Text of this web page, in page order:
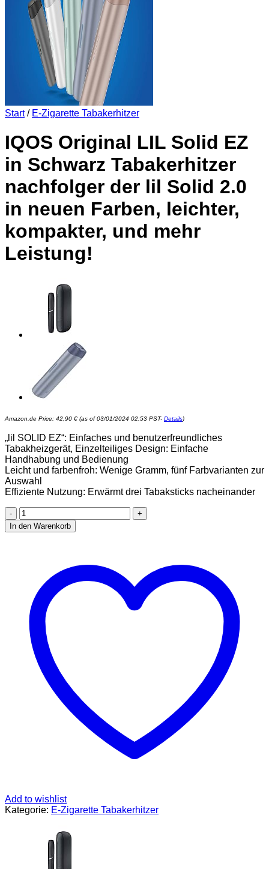
Start / E-Zigarette Tabakerhitzer
IQOS Original LIL Solid EZ
in Schwarz Tabakerhitzer
nachfolger der lil Solid 2.0
in neuen Farben, leichter,
kompakter, und mehr
Leistung!
Amazon.de Price: 42,90 € (as of 03/01/2024 02:53 PST- Details)
„lil SOLID EZ“: Einfaches und benutzerfreundliches
Tabakheizgerät, Einzelteiliges Design: Einfache
Handhabung und Bedienung
Leicht und farbenfroh: Wenige Gramm, fünf Farbvarianten zur
Auswahl
Effiziente Nutzung: Erwärmt drei Tabaksticks nacheinander
IQOS
Original
LIL
Schwarz
Tabakerhitzer
nachfolger
der
Solid
2.0
neuen
Farben,
leichter,
kompakter,
In den Warenkorb
Add to wishlist
Kategorie: E-Zigarette Tabakerhitzer